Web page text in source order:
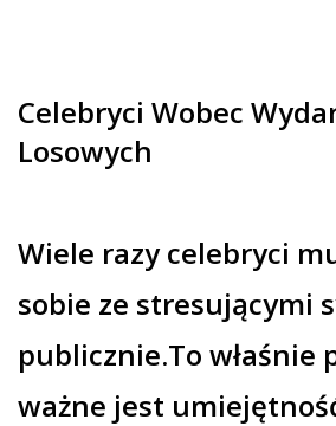
Celebryci Wobec
Losowych
Wiele razy celebryci
sobie ze stresującymi
publicznie.To właśnie
ważne jest